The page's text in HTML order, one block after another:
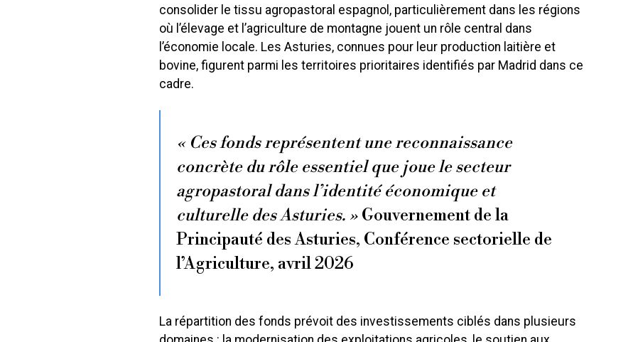
consolider le tissu agropastoral espagnol, particulièrement dans les régions
où l’élevage et l’agriculture de montagne jouent un rôle central dans
l’économie locale. Les Asturies, connues pour leur production laitière et
bovine, figurent parmi les territoires prioritaires identifiés par Madrid dans ce
cadre.
« Ces fonds représentent une reconnaissance
concrète du rôle essentiel que joue le secteur
agropastoral dans l’identité économique et
culturelle des Asturies. » Gouvernement de la
Principauté des Asturies, Conférence sectorielle de
l’Agriculture, avril 2026
La répartition des fonds prévoit des investissements ciblés dans plusieurs